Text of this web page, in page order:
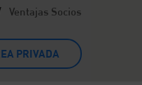
Ventajas Socios
PRIVADA